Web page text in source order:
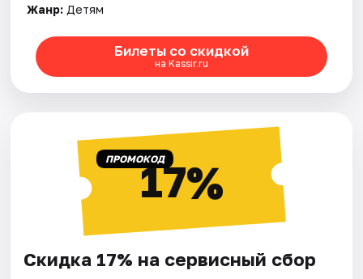
Жанр: Детям
Билеты со скидкой
на Kassir.ru
ПРОМОКОД17%
Скидка 17% на сервисный сбор